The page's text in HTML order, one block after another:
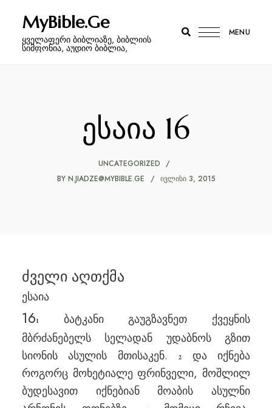
MyBible.Ge
ყველაფერი ბიბლიაზე, ბიბლიის
სიმფონია, აუდიო ბიბლია,
MENU
ესაია 16
UNCATEGORIZED
BY N.JIADZE@MYBIBLE.GE ᲘᲕᲚᲘᲡᲘ 3, 2015
ძველი აღთქმა
ესაია
161
ბატკანი გაუგზავნეთ ქვეყნის
მბრძანებელს სელადან უდაბნოს გზით
სიონის ასულის მთისაკენ.
2და იქნება
როგორც მოხეტიალე ფრინველი, მოშლილ
ბუდესავით იქნებიან მოაბის ასულნი